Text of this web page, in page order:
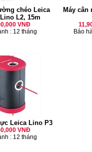
chéo Leica
L2, 15m
VNĐ
: 12 tháng
Máy cân
Bảo
Leica Lino P3
VNĐ
: 12 tháng